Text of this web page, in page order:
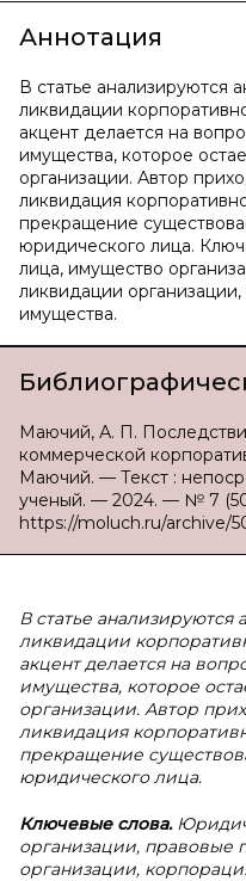
Аннотация
В статье анализируются
ликвидации
акцент делается на
имущества, которое
организации. Автор
ликвидация
прекращение
юридического лица.
лица, имущество
ликвидации
имущества.
Маючий, А. П.
коммерческой
Маючий. — Текст :
ученый. — 2024. — № 7
https://moluch.ru/archive/
В статье анализируются
ликвидации
акцент делается на
имущества, которое
организации. Автор
ликвидация
прекращение
юридического лица.
Ключевые слова.
организации, правовые
организации,